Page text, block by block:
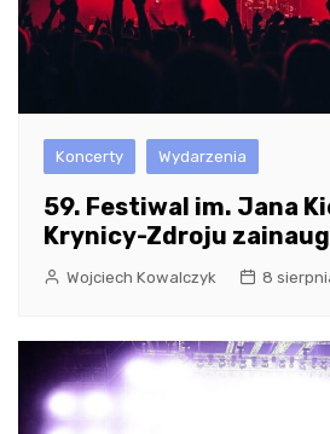
Koncerty Wydarzenia
59. Festiwal im. Jana
Krynicy-Zdroju
Wojciech Kowalczyk 8